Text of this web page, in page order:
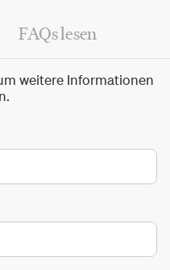
FAQs lesen
weitere Informationen